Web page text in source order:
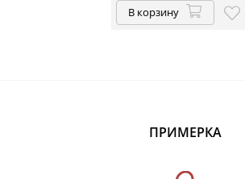
В корзину
ПРИМЕРКА